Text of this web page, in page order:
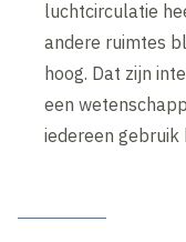
luchtcirculatie
andere ruimtes
hoog. Dat zijn
een
iedereen gebruik